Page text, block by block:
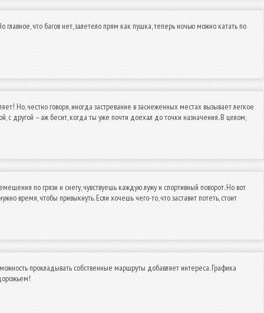
что багов нет, залетело прям как пушка, теперь ночью можно катать по
Но, честно говоря, иногда застревание в заснеженных местах вызывает легкое
с другой – аж бесит, когда ты уже почти доехал до точки назначения. В целом,
по грязи и снегу, чувствуешь каждую лужу и спортивный поворот. Но вот
время, чтобы привыкнуть. Если хочешь чего-то, что заставит потеть, стоит
прокладывать собственные маршруты добавляет интереса. Графика